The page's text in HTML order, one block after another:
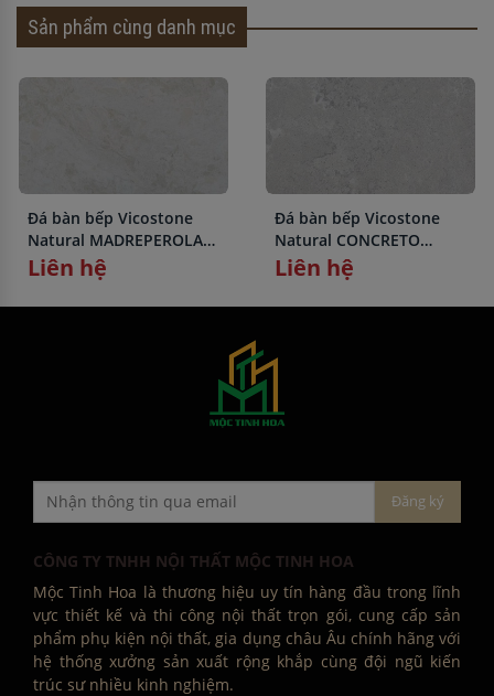
Sản phẩm cùng danh mục
Đá bàn bếp Vicostone
Natural MADREPEROLA
BQ8891
Liên hệ
Đá bàn bếp Vicostone
Natural CONCRETO
BQ8860
Liên hệ
CÔNG TY TNHH NỘI THẤT MỘC TINH HOA
Mộc Tinh Hoa là thương hiệu uy tín hàng đầu trong lĩnh
vực thiết kế và thi công nội thất trọn gói, cung cấp sản
phẩm phụ kiện nội thất, gia dụng châu Âu chính hãng với
hệ thống xưởng sản xuất rộng khắp cùng đội ngũ kiến
trúc sư nhiều kinh nghiệm.